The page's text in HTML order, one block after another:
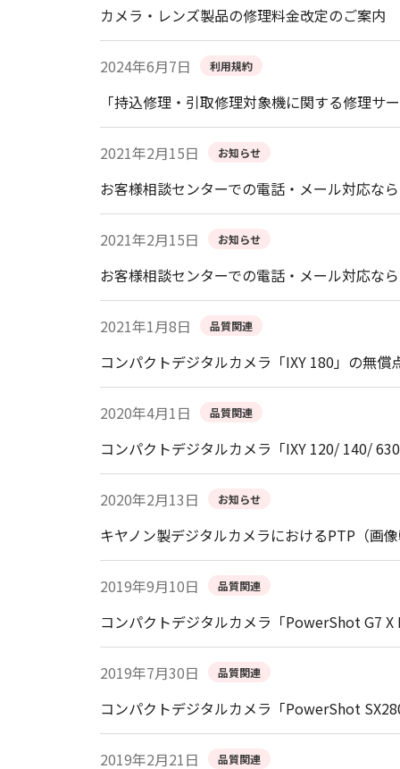
カメラ・レンズ製品の修理料金改定のご案内
2024年6月7日 利用規約
「持込修理・引取修理対象機に関する修理
2021年2月15日 お知らせ
お客様相談センターでの電話・メール対応な
2021年2月15日 お知らせ
お客様相談センターでの電話・メール対応な
2021年1月8日 品質関連
コンパクトデジタルカメラ「IXY 180」の無償
2020年4月1日 品質関連
コンパクトデジタルカメラ「IXY 120/ 140/
2020年2月13日 お知らせ
キヤノン製デジタルカメラにおけるPTP（画
2019年9月10日 品質関連
コンパクトデジタルカメラ「PowerShot G7
2019年7月30日 品質関連
コンパクトデジタルカメラ「PowerShot
2019年2月21日 品質関連